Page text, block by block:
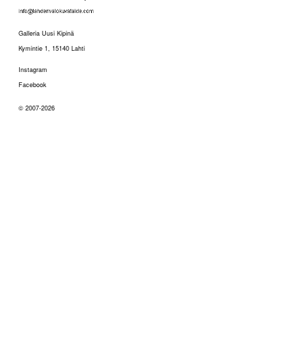
Galleria Uusi Kipinä
Kymintie 1, 15140 Lahti
Instagram
Facebook
© 2007-2026